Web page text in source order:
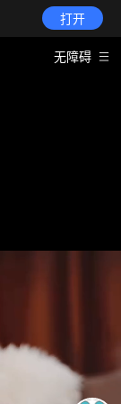
打开
无障碍